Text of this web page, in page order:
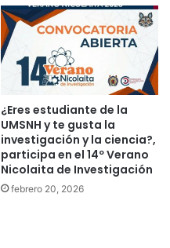
¿Eres estudiante de la
UMSNH y te gusta la
investigación y la ciencia?,
participa en el 14º Verano
Nicolaita de Investigación
febrero 20, 2026